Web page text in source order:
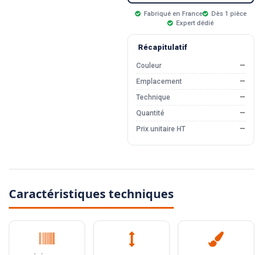
Fabriqué en France
Dès 1 pièce
Expert dédié
Récapitulatif
Couleur
—
Emplacement
—
Technique
—
Quantité
—
Prix unitaire HT
—
Caractéristiques techniques